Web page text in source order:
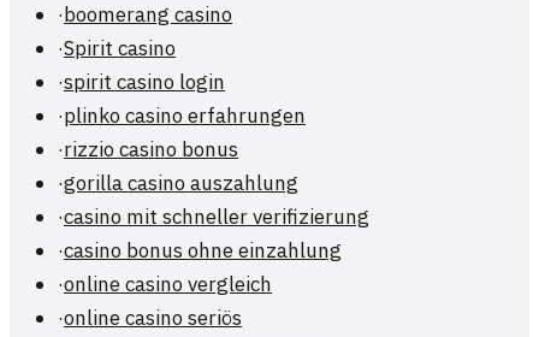
·boomerang casino
·Spirit casino
·spirit casino login
·plinko casino erfahrungen
·rizzio casino bonus
·gorilla casino auszahlung
·casino mit schneller verifizierung
·casino bonus ohne einzahlung
·online casino vergleich
·online casino seriös